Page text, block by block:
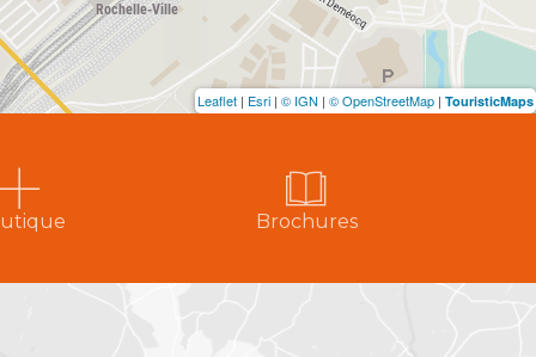
Leaflet | Esri | © IGN | © OpenStreetMap | TouristicMaps
Brochures